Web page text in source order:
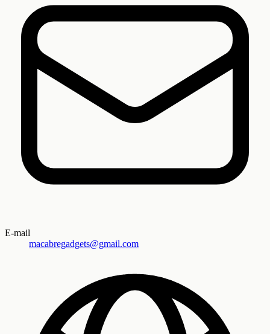
E-mail
macabregadgets@gmail.com